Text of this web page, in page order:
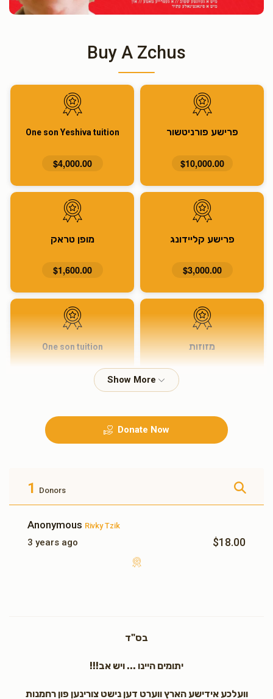
Buy A Zchus
פרישע פורניטשור
$10,000.00
One son Yeshiva tuition
$4,000.00
פרישע קליידונג
$3,000.00
מופן טראק
$1,600.00
מזוזות One son tuition
Donate Now
1 Donors
Anonymous Rivky Tzik
3 years ago $18.00
בס"ד
יתומים היינו ... ויש אב!!!
וועלכע אידישע הארץ ווערט דען נישט צורינען פון רחמנות